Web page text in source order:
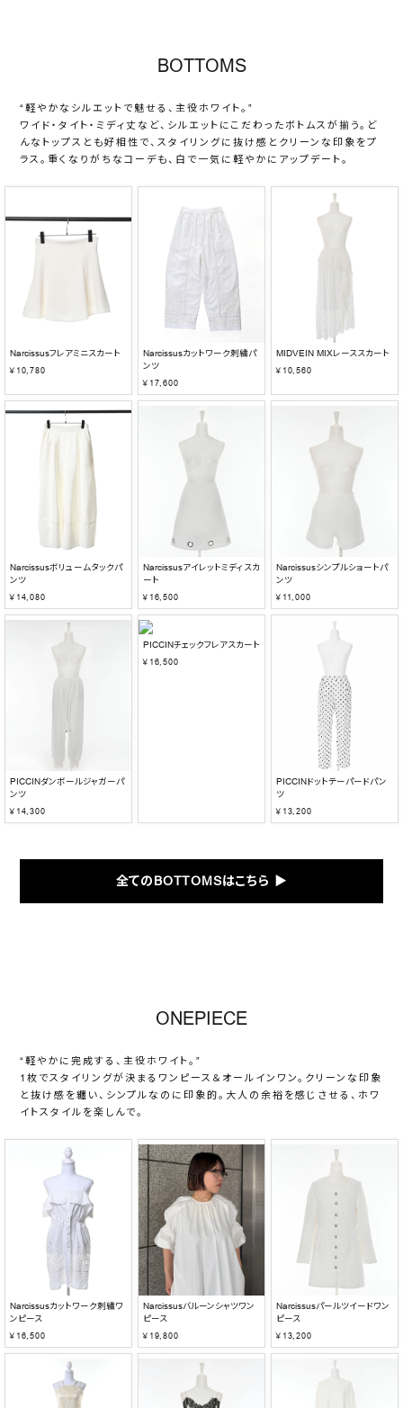
BOTTOMS
“軽やかなシルエットで魅せる、主役ホワイト。”
ワイド・タイト・ミディ丈など、シルエットにこだわったボトムスが揃う。ど
んなトップスとも好相性で、スタイリングに抜け感とクリーンな印象をプ
ラス。重くなりがちなコーデも、白で一気に軽やかにアップデート。
Narcissusフレアミニスカート
￥10,780
Narcissusカットワーク刺繍パ
ンツ
￥17,600
MIDVEIN MIXレーススカート
￥10,560
Narcissusボリュームタックパ
ンツ
￥14,080
Narcissusアイレットミディスカ
ート
￥16,500
Narcissusシンプルショートパ
ンツ
￥11,000
PICCINダンボールジャガーパ
ンツ
￥14,300
PICCINチェックフレアスカート
￥16,500
PICCINドットテーパードパン
ツ
￥13,200
全てのBOTTOMSはこちら ▶︎
ONEPIECE
“軽やかに完成する、主役ホワイト。”
1枚でスタイリングが決まるワンピース＆オールインワン。クリーンな印象
と抜け感を纏い、シンプルなのに印象的。大人の余裕を感じさせる、ホワ
イトスタイルを楽しんで。
Narcissusカットワーク刺繍ワ
ンピース
￥16,500
Narcissusバルーンシャツワン
ピース
￥19,800
Narcissusパールツイードワン
ピース
￥13,200